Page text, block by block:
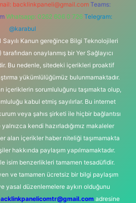
backlinkpaneli@gmail.com Teams:
Whatsapp: 0262 606 0 726 Telegram:
@karabul
Sayılı Kanun gereğince Bilgi Teknolojileri
onaylanmış bir Yer Sağlayıcı
Bu nedenle, sitedeki içerikleri proaktif
yükümlülüğümüz bulunmamaktadır.
içeriklerin sorumluluğunu taşımakta olup,
kabul etmiş sayılırlar. Bu internet
veya şahıs şirketi ile hiçbir bağlantısı
kendi hazırladığımız makaleler
alan içerikler haber niteliği taşımamakta
hakkında paylaşım yapılmamaktadır.
isim benzerlikleri tamamen tesadüfidir.
ve tamamen ücretsiz bir bilgi paylaşım
yasal düzenlemelere aykırı olduğunu
adresine